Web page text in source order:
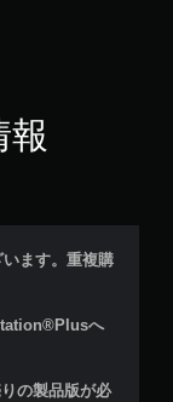
報
ます。重複購
へ
の製品版が必